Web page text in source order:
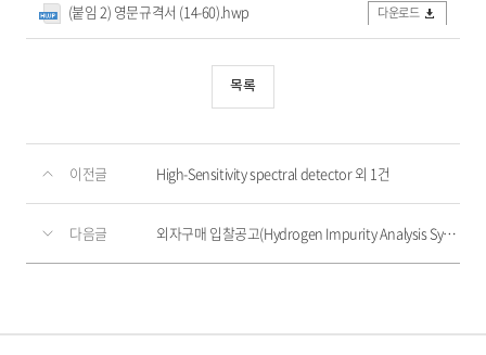
(붙임 2) 영문규격서 (14-60).hwp 다운로드
목록
이전글 High-Sensitivity spectral detector 외 1건
다음글 외자구매 입찰공고(Hydrogen Impurity Analysis System)